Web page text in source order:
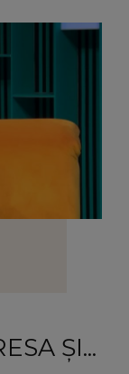
ȘI...